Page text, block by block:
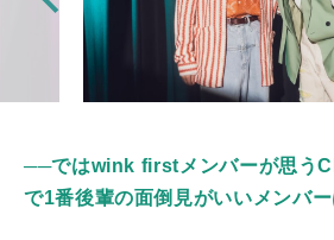
──ではwink firstメンバーが思う
で1番後輩の面倒見がいいメンバー